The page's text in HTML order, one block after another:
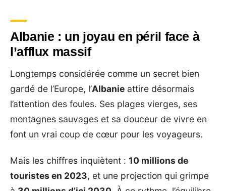
Albanie : un joyau en péril face à
l’afflux massif
Longtemps considérée comme un secret bien
gardé de l’Europe, l’Albanie attire désormais
l’attention des foules. Ses plages vierges, ses
montagnes sauvages et sa douceur de vivre en
font un vrai coup de cœur pour les voyageurs.
Mais les chiffres inquiètent : 10 millions de
touristes en 2023, et une projection qui grimpe